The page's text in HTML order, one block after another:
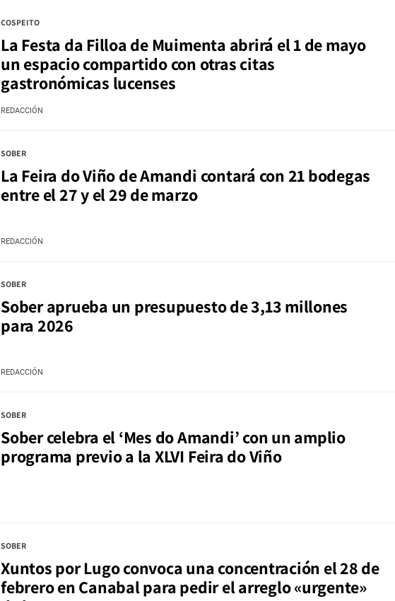
COSPEITO
La Festa da Filloa de Muimenta abrirá el 1 de mayo
un espacio compartido con otras citas
gastronómicas lucenses
REDACCIÓN
SOBER
La Feira do Viño de Amandi contará con 21 bodegas
entre el 27 y el 29 de marzo
REDACCIÓN
SOBER
Sober aprueba un presupuesto de 3,13 millones
para 2026
REDACCIÓN
SOBER
Sober celebra el ‘Mes do Amandi’ con un amplio
programa previo a la XLVI Feira do Viño
SOBER
Xuntos por Lugo convoca una concentración el 28 de
febrero en Canabal para pedir el arreglo «urgente»